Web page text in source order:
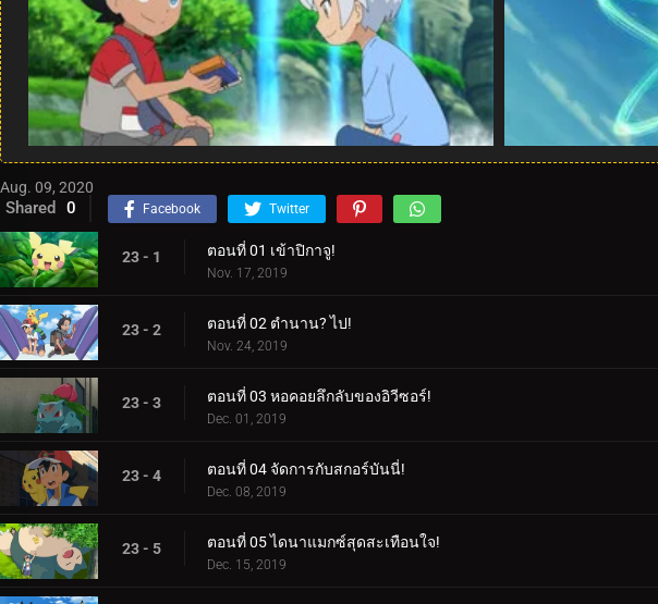
Aug. 09, 2020
Shared 0 Facebook Twitter
23 - 1 ตอนที่ 01 เข้าปิกาจู!
Nov. 17, 2019
23 - 2 ตอนที่ 02 ตำนาน? ไป!
Nov. 24, 2019
23 - 3 ตอนที่ 03 หอคอยลึกลับของอิวีซอร์!
Dec. 01, 2019
23 - 4 ตอนที่ 04 จัดการกับสกอร์บันนี่!
Dec. 08, 2019
23 - 5 ตอนที่ 05 ไดนาแมกซ์สุดสะเทือนใจ!
Dec. 15, 2019